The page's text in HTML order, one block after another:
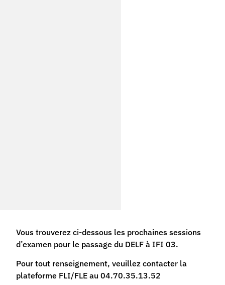
Vous trouverez ci-dessous les prochaines sessions
d’examen pour le passage du DELF à IFI 03.
Pour tout renseignement, veuillez contacter la
plateforme FLI/FLE au 04.70.35.13.52